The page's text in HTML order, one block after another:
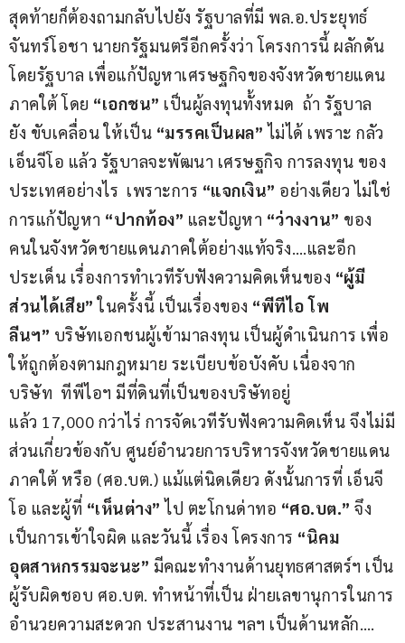
สุดท้ายก็ต้องถามกลับไปยัง รัฐบาลที่มี พล.อ.ประยุทธ์
จันทร์โอชา นายกรัฐมนตรีอีกครั้งว่า โครงการนี้ ผลักดัน
โดยรัฐบาล เพื่อแก้ปัญหาเศรษฐกิจของจังหวัดชายแดน
ภาคใต้ โดย “เอกชน” เป็นผู้ลงทุนทั้งหมด  ถ้า รัฐบาล
ยัง ขับเคลื่อน ให้เป็น “มรรคเป็นผล” ไม่ได้ เพราะ กลัว
เอ็นจีโอ แล้ว รัฐบาลจะพัฒนา เศรษฐกิจ การลงทุน ของ
ประเทศอย่างไร  เพราะการ “แจกเงิน” อย่างเดียว ไม่ใช่
การแก้ปัญหา “ปากท้อง” และปัญหา “ว่างงาน” ของ
คนในจังหวัดชายแดนภาคใต้อย่างแท้จริง….และอีก
ประเด็น เรื่องการทำเวทีรับฟังความคิดเห็นของ “ผู้มี
ส่วนได้เสีย” ในครั้งนี้ เป็นเรื่องของ “พีทีไอ โพ
ลีนฯ” บริษัทเอกชนผู้เข้ามาลงทุน เป็นผู้ดำเนินการ เพื่อ
ให้ถูกต้องตามกฎหมาย ระเบียบข้อบังคับ เนื่องจาก
บริษัท  ทีพีไอฯ มีที่ดินที่เป็นของบริษัทอยู่
แล้ว 17,000 กว่าไร่ การจัดเวทีรับฟังความคิดเห็น จึงไม่มี
ส่วนเกี่ยวข้องกับ ศูนย์อำนวยการบริหารจังหวัดชายแดน
ภาคใต้ หรือ (ศอ.บต.) แม้แต่นิดเดียว ดังนั้นการที่ เอ็นจี
โอ และผู้ที่ “เห็นต่าง” ไป ตะโกนด่าทอ “ศอ.บต.” จึง
เป็นการเข้าใจผิด และวันนี้ เรื่อง โครงการ “นิคม
อุตสาหกรรมจะนะ” มีคณะทำงานด้านยุทธศาสตร์ฯ เป็น
ผู้รับผิดชอบ ศอ.บต. ทำหน้าที่เป็น ฝ่ายเลขานุการในการ
อำนวยความสะดวก ประสานงาน ฯลฯ เป็นด้านหลัก….